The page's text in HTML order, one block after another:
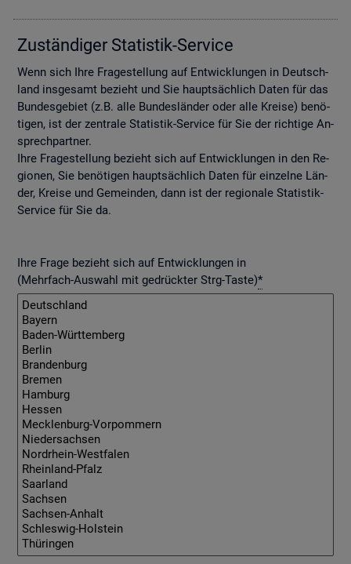
Zu­stän­di­ger Sta­tis­tik-Ser­vice
Wenn sich Ihre Fra­ge­stel­lung auf Ent­wick­lun­gen in Deutsch­
land ins­ge­samt be­zieht und Sie haupt­säch­lich Daten für das
Bun­des­ge­biet (z.B. alle Bun­des­län­der oder alle Krei­se) be­nö­
ti­gen, ist der zen­tra­le Sta­tis­tik-Ser­vice für Sie der rich­ti­ge An­
sprech­part­ner.
Ihre Fra­ge­stel­lung be­zieht sich auf Ent­wick­lun­gen in den Re­
gio­nen, Sie be­nö­ti­gen haupt­säch­lich Daten für ein­zel­ne Län­
der, Krei­se und Ge­mein­den, dann ist der re­gio­na­le Sta­tis­tik-
Ser­vice für Sie da.
Ihre Frage bezieht sich auf Entwicklungen in
(Mehrfach-Auswahl mit gedrückter Strg-Taste)*